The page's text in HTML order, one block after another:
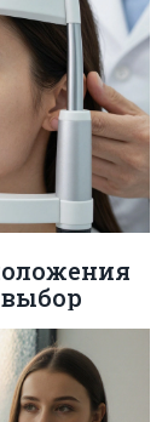
выбор